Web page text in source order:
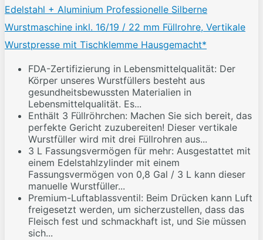
Edelstahl + Aluminium Professionelle Silberne
Wurstmaschine inkl. 16/19 / 22 mm Füllrohre, Vertikale
Wurstpresse mit Tischklemme Hausgemacht*
FDA-Zertifizierung in Lebensmittelqualität: Der
Körper unseres Wurstfüllers besteht aus
gesundheitsbewussten Materialien in
Lebensmittelqualität. Es...
Enthält 3 Füllröhrchen: Machen Sie sich bereit, das
perfekte Gericht zuzubereiten! Dieser vertikale
Wurstfüller wird mit drei Füllrohren aus...
3 L Fassungsvermögen für mehr: Ausgestattet mit
einem Edelstahlzylinder mit einem
Fassungsvermögen von 0,8 Gal / 3 L kann dieser
manuelle Wurstfüller...
Premium-Luftablassventil: Beim Drücken kann Luft
freigesetzt werden, um sicherzustellen, dass das
Fleisch fest und schmackhaft ist, und Sie müssen
sich...